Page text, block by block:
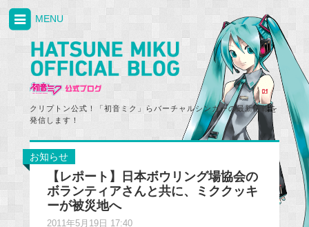
クリプトン公式！「初音ミク」らバーチャルシンガーの最新情報を
発信します！
MENU
お知らせ
【レポート】日本ボウリング場協会の
ボランティアさんと共に、ミククッキ
ーが被災地へ
2011年5月19日 17:40